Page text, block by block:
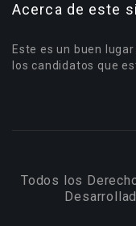
Acerca de este
Este es un buen
los candidatos que
Todos los